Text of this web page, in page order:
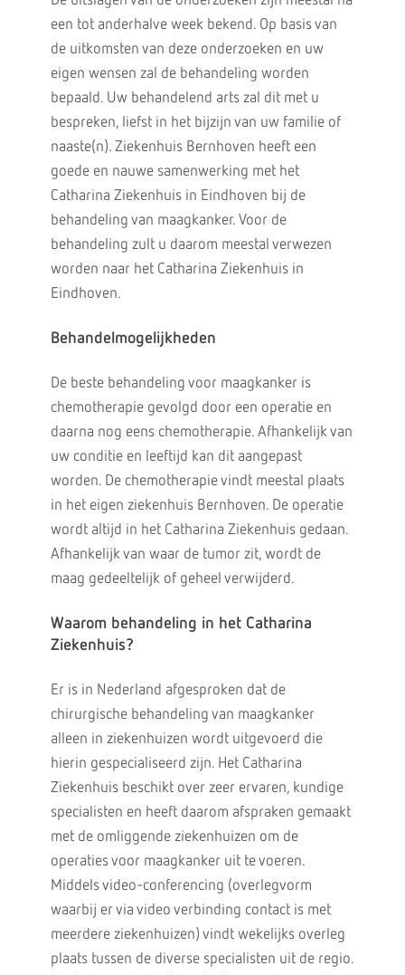
een tot anderhalve week bekend. Op basis van
de uitkomsten van deze onderzoeken en uw
eigen wensen zal de behandeling worden
bepaald. Uw behandelend arts zal dit met u
bespreken, liefst in het bijzijn van uw familie of
naaste(n). Ziekenhuis Bernhoven heeft een
goede en nauwe samenwerking met het
Catharina Ziekenhuis in Eindhoven bij de
behandeling van maagkanker. Voor de
behandeling zult u daarom meestal verwezen
worden naar het Catharina Ziekenhuis in
Eindhoven.
Behandelmogelijkheden
De beste behandeling voor maagkanker is
chemotherapie gevolgd door een operatie en
daarna nog eens chemotherapie. Afhankelijk van
uw conditie en leeftijd kan dit aangepast
worden. De chemotherapie vindt meestal plaats
in het eigen ziekenhuis Bernhoven. De operatie
wordt altijd in het Catharina Ziekenhuis gedaan.
Afhankelijk van waar de tumor zit, wordt de
maag gedeeltelijk of geheel verwijderd.
Waarom behandeling in het Catharina
Ziekenhuis?
Er is in Nederland afgesproken dat de
chirurgische behandeling van maagkanker
alleen in ziekenhuizen wordt uitgevoerd die
hierin gespecialiseerd zijn. Het Catharina
Ziekenhuis beschikt over zeer ervaren, kundige
specialisten en heeft daarom afspraken gemaakt
met de omliggende ziekenhuizen om de
operaties voor maagkanker uit te voeren.
Middels video-conferencing (overlegvorm
waarbij er via video verbinding contact is met
meerdere ziekenhuizen) vindt wekelijks overleg
plaats tussen de diverse specialisten uit de regio.